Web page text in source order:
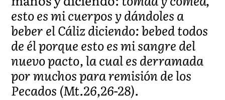
esto es mi cuerpos y dándoles a
beber el Cáliz diciendo: bebed todos
de él porque esto es mi sangre del
nuevo pacto, la cual es derramada
por muchos para remisión de los
Pecados (Mt.26,26-28).